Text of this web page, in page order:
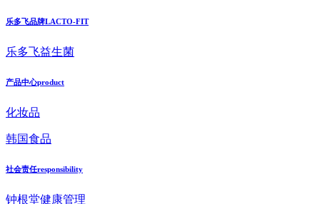
乐多飞品牌LACTO-FIT
乐多飞益生菌
产品中心product
化妆品
韩国食品
社会责任responsibility
钟根堂健康管理